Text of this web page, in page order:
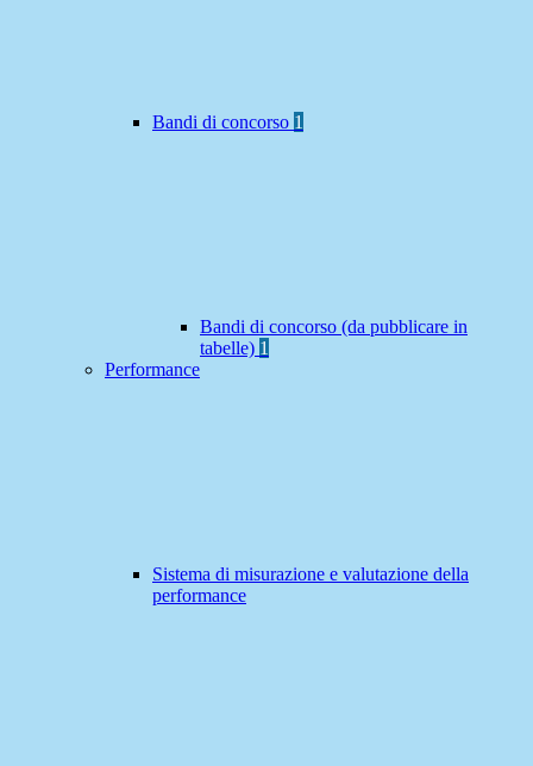
Bandi di concorso 1
Bandi di concorso (da pubblicare in
tabelle) 1
Performance
Sistema di misurazione e valutazione della
performance